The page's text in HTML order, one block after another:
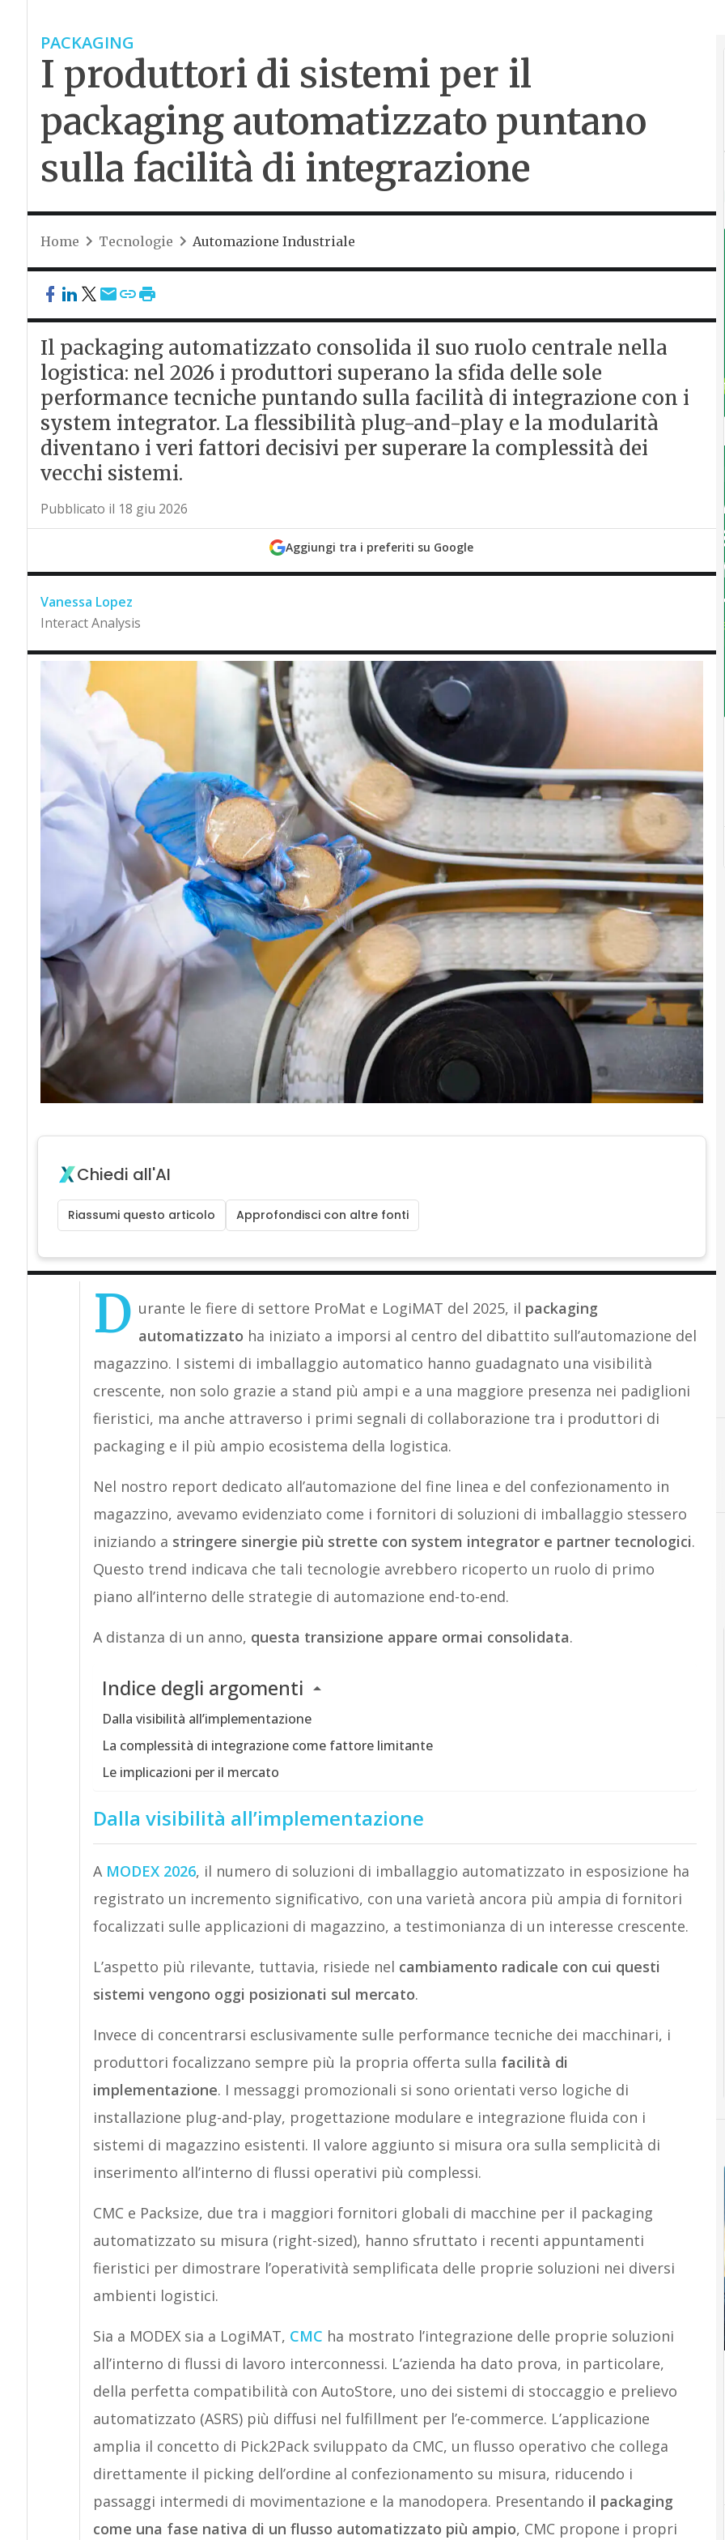
PACKAGING
I produttori di sistemi per il
packaging automatizzato puntano
sulla facilità di integrazione
Home Tecnologie Automazione Industriale
Il packaging automatizzato consolida il suo ruolo centrale nella
logistica: nel 2026 i produttori superano la sfida delle sole
performance tecniche puntando sulla facilità di integrazione con i
system integrator. La flessibilità plug-and-play e la modularità
diventano i veri fattori decisivi per superare la complessità dei
vecchi sistemi.
Pubblicato il 18 giu 2026
Aggiungi tra i preferiti su Google
Vanessa Lopez
Interact Analysis
Chiedi all'AI
Riassumi questo articolo Approfondisci con altre fonti
D urante le fiere di settore ProMat e LogiMAT del 2025, il packaging
automatizzato ha iniziato a imporsi al centro del dibattito sull’automazione del
magazzino. I sistemi di imballaggio automatico hanno guadagnato una visibilità
crescente, non solo grazie a stand più ampi e a una maggiore presenza nei padiglioni
fieristici, ma anche attraverso i primi segnali di collaborazione tra i produttori di
packaging e il più ampio ecosistema della logistica.
Nel nostro report dedicato all’automazione del fine linea e del confezionamento in
magazzino, avevamo evidenziato come i fornitori di soluzioni di imballaggio stessero
iniziando a stringere sinergie più strette con system integrator e partner tecnologici.
Questo trend indicava che tali tecnologie avrebbero ricoperto un ruolo di primo
piano all’interno delle strategie di automazione end-to-end.
A distanza di un anno, questa transizione appare ormai consolidata.
Indice degli argomenti
Dalla visibilità all’implementazione
La complessità di integrazione come fattore limitante
Le implicazioni per il mercato
Dalla visibilità all’implementazione
A MODEX 2026, il numero di soluzioni di imballaggio automatizzato in esposizione ha
registrato un incremento significativo, con una varietà ancora più ampia di fornitori
focalizzati sulle applicazioni di magazzino, a testimonianza di un interesse crescente.
L’aspetto più rilevante, tuttavia, risiede nel cambiamento radicale con cui questi
sistemi vengono oggi posizionati sul mercato.
Invece di concentrarsi esclusivamente sulle performance tecniche dei macchinari, i
produttori focalizzano sempre più la propria offerta sulla facilità di
implementazione. I messaggi promozionali si sono orientati verso logiche di
installazione plug-and-play, progettazione modulare e integrazione fluida con i
sistemi di magazzino esistenti. Il valore aggiunto si misura ora sulla semplicità di
inserimento all’interno di flussi operativi più complessi.
CMC e Packsize, due tra i maggiori fornitori globali di macchine per il packaging
automatizzato su misura (right-sized), hanno sfruttato i recenti appuntamenti
fieristici per dimostrare l’operatività semplificata delle proprie soluzioni nei diversi
ambienti logistici.
Sia a MODEX sia a LogiMAT, CMC ha mostrato l’integrazione delle proprie soluzioni
all’interno di flussi di lavoro interconnessi. L’azienda ha dato prova, in particolare,
della perfetta compatibilità con AutoStore, uno dei sistemi di stoccaggio e prelievo
automatizzato (ASRS) più diffusi nel fulfillment per l’e-commerce. L’applicazione
amplia il concetto di Pick2Pack sviluppato da CMC, un flusso operativo che collega
direttamente il picking dell’ordine al confezionamento su misura, riducendo i
passaggi intermedi di movimentazione e la manodopera. Presentando il packaging
come una fase nativa di un flusso automatizzato più ampio, CMC propone i propri
A
automazione